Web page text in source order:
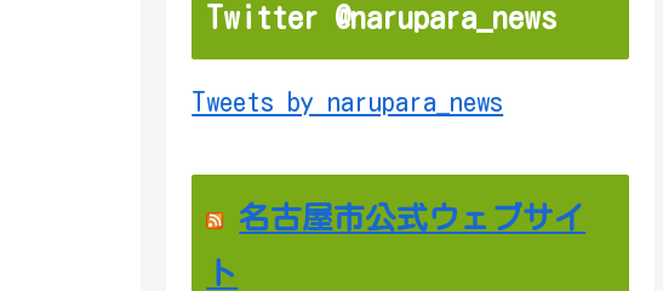
Twitter @narupara_news
Tweets by narupara_news
名古屋市公式ウェブサイ
ト